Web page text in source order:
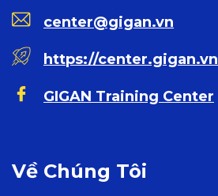
center@gigan.vn
https://center.gigan.vn
GIGAN Training Center
Về Chúng Tôi